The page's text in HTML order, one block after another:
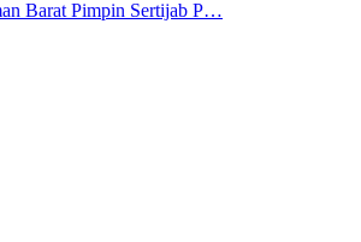
Barat Pimpin Sertijab P…